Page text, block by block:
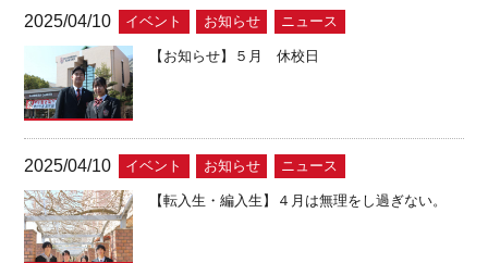
2025/04/10 イベント お知らせ ニュース
【お知らせ】５月 休校日
2025/04/10 イベント お知らせ ニュース
【転入生・編入生】４月は無理をし過ぎない。